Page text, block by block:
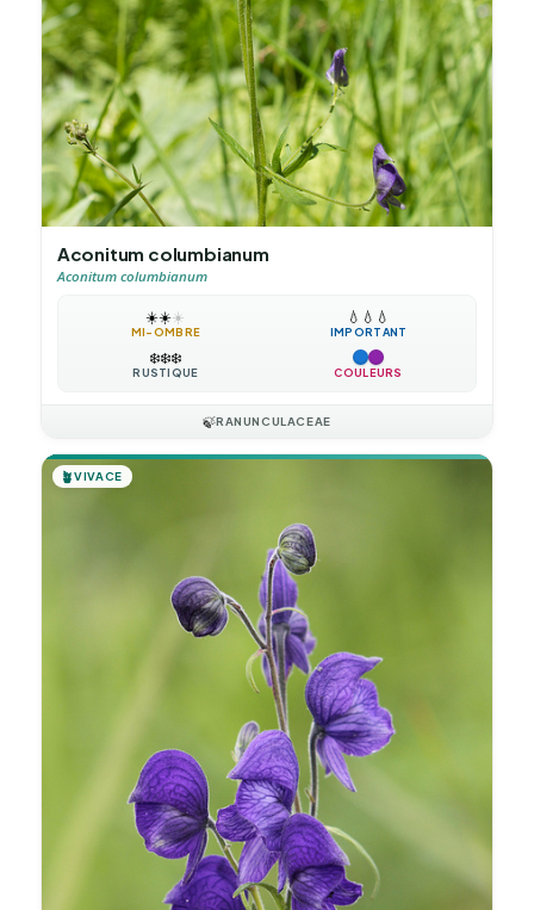
Aconitum columbianum
Aconitum columbianum
☀️☀️☀️
MI-OMBRE
💧 💧 💧
IMPORTANT
❄️❄️❄️
RUSTIQUE COULEURS
🍃RANUNCULACEAE
🪴VIVACE